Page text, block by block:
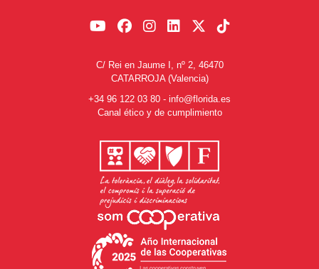
C/ Rei en Jaume I, nº 2, 46470
CATARROJA (Valencia)
+34 96 122 03 80 - info@florida.es
Canal ético y de cumplimiento